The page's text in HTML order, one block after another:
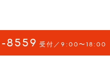
8559 受付／9:00〜18:00